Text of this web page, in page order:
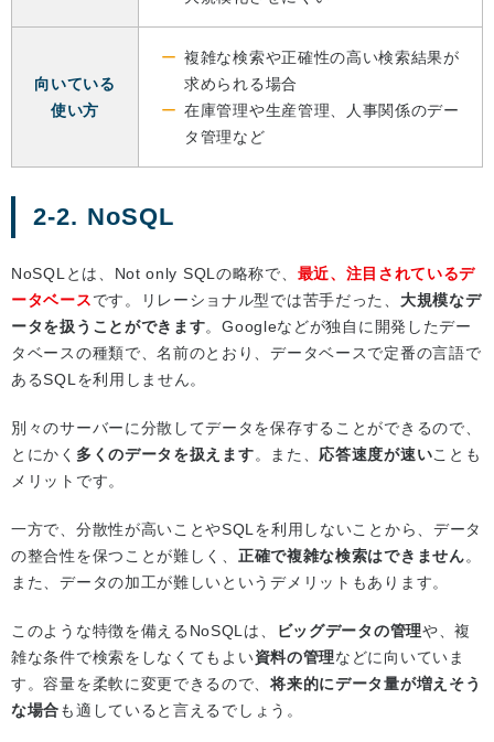
向いている
使い方
複雑な検索や正確性の高い検索結果が
求められる場合
在庫管理や生産管理、人事関係のデー
タ管理など
2-2. NoSQL
NoSQLとは、Not only SQLの略称で、 最近、注目されているデ
ータベースです。リレーショナル型では苦手だった、 大規模なデ
ータを扱うことができます。Googleなどが独自に開発したデー
タベースの種類で、名前のとおり、データベースで定番の言語で
あるSQLを利用しません。
別々のサーバーに分散してデータを保存することができるので、
とにかく 多くのデータを扱えます。また、 応答速度が速いことも
メリットです。
一方で、分散性が高いことやSQLを利用しないことから、データ
の整合性を保つことが難しく、 正確で複雑な検索はできません。
また、データの加工が難しいというデメリットもあります。
このような特徴を備えるNoSQLは、 ビッグデータの管理や、複
雑な条件で検索をしなくてもよい資料の管理などに向いていま
す。容量を柔軟に変更できるので、将来的にデータ量が増えそう
な場合も適していると言えるでしょう。